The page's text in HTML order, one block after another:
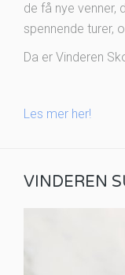
de få nye venner,
spennende turer,
Da er Vinderen
Les mer her!
VINDEREN